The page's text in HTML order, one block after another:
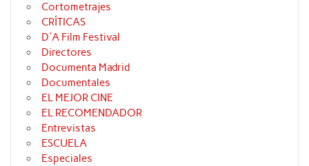
Cortometrajes
CRÍTICAS
D'A Film Festival
Directores
Documenta Madrid
Documentales
EL MEJOR CINE
EL RECOMENDADOR
Entrevistas
ESCUELA
Especiales